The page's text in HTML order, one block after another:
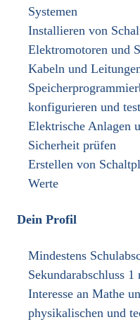
Systemen
Installieren von
Elektromotoren und
Kabeln und
konfigurieren und
Elektrische Anlagen
Sicherheit prüfen
Erstellen von
Werte
Dein Profil
Mindestens
Sekundarabschluss 1
Interesse an Mathe
physikalischen und